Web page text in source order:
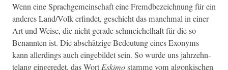
Wenn eine Sprachge­mein­schaft eine Fremd­beze­ich­nung für ein
anderes Land/Volk erfind­et, geschieht das manch­mal in ein­er
Art und Weise, die nicht ger­ade schme­ichel­haft für die so
Benan­nten ist. Die abschätzige Bedeu­tung eines Exonyms
kann allerd­ings auch einge­bildet sein. So wurde uns jahrzehn­
te­lang ein­gere­det, das WortEski­mostamme vom algonkischen